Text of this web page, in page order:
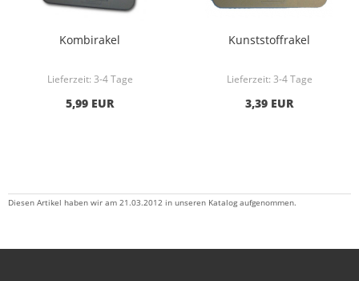
Kombirakel
Lieferzeit: 3-4 Tage
5,99 EUR
Kunststoffrakel
Lieferzeit: 3-4 Tage
3,39 EUR
Diesen Artikel haben wir am 21.03.2012 in unseren Katalog aufgenommen.